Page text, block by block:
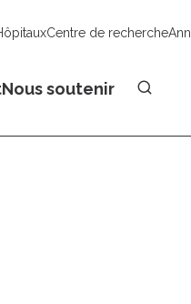
Centre de recherche
Nous soutenir